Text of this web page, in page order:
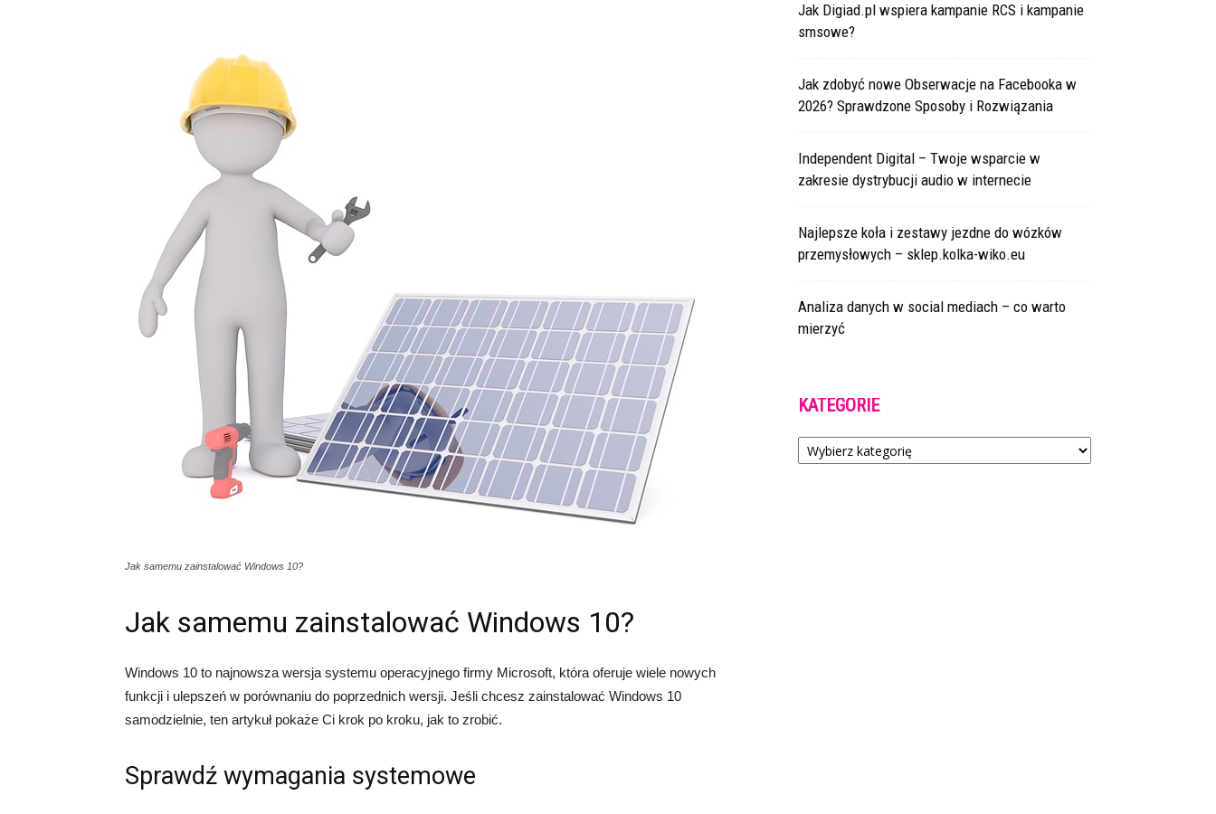
Jak samemu zainstalować Windows 10?
Jak samemu zainstalować Windows 10?
Windows 10 to najnowsza wersja systemu operacyjnego firmy Microsoft, która oferuje wiele nowych
funkcji i ulepszeń w porównaniu do poprzednich wersji. Jeśli chcesz zainstalować Windows 10
samodzielnie, ten artykuł pokaże Ci krok po kroku, jak to zrobić.
Sprawdź wymagania systemowe
Jak Digiad.pl wspiera kampanie RCS i kampanie
smsowe?
Jak zdobyć nowe Obserwacje na Facebooka w
2026? Sprawdzone Sposoby i Rozwiązania
Independent Digital – Twoje wsparcie w
zakresie dystrybucji audio w internecie
Najlepsze koła i zestawy jezdne do wózków
przemysłowych – sklep.kolka-wiko.eu
Analiza danych w social mediach – co warto
mierzyć
KATEGORIE
Kategorie